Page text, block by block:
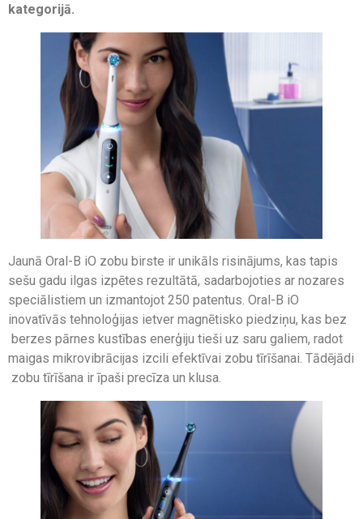
kategorijā.
Jaunā Oral-B iO zobu birste ir unikāls risinājums, kas tapis
sešu gadu ilgas izpētes rezultātā, sadarbojoties ar nozares
speciālistiem un izmantojot 250 patentus. Oral-B iO
inovatīvās tehnoloģijas ietver magnētisko piedziņu, kas bez
berzes pārnes kustības enerģiju tieši uz saru galiem, radot
maigas mikrovibrācijas izcili efektīvai zobu tīrīšanai. Tādējādi
zobu tīrīšana ir īpaši precīza un klusa.